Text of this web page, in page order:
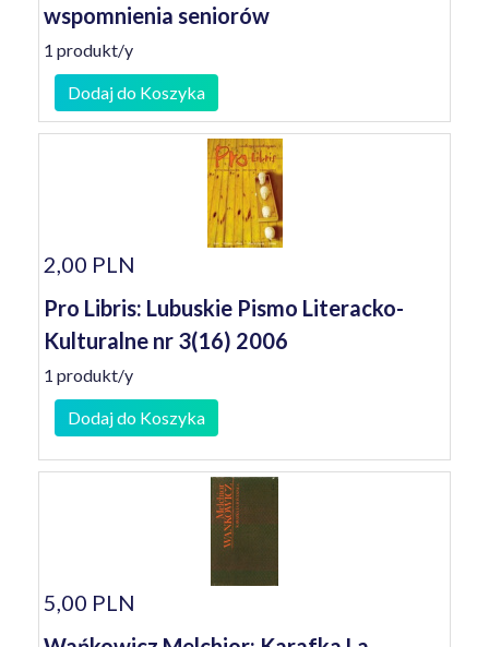
wspomnienia seniorów
1 produkt/y
Dodaj do Koszyka
2,00 PLN
Pro Libris: Lubuskie Pismo Literacko-
Kulturalne nr 3(16) 2006
1 produkt/y
Dodaj do Koszyka
5,00 PLN